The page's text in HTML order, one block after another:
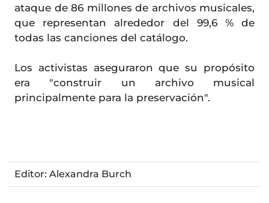
ataque de 86 millones de archivos musicales,
que representan alrededor del 99,6 % de
todas las canciones del catálogo.
Los activistas aseguraron que su propósito
era "construir un archivo musical
principalmente para la preservación".
Editor: Alexandra Burch